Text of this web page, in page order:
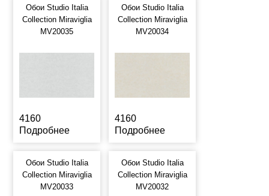
Обои Studio Italia
Collection Miraviglia
MV20035
4160
Подробнее
Обои Studio Italia
Collection Miraviglia
MV20034
4160
Подробнее
Обои Studio Italia
Collection Miraviglia
MV20033
Обои Studio Italia
Collection Miraviglia
MV20032